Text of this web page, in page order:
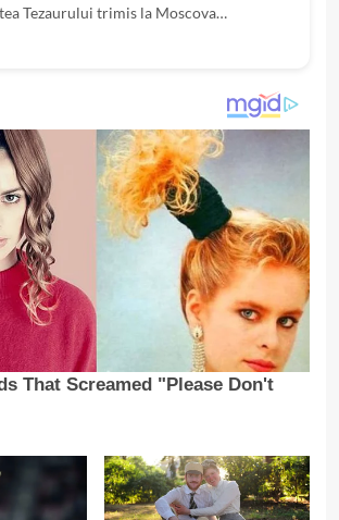
Tezaurului trimis la Moscova…